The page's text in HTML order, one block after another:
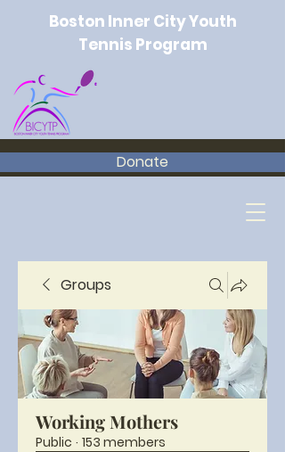
Donate
Boston Inner City Youth
Tennis Program
Groups
Working Mothers
Public · 153 members